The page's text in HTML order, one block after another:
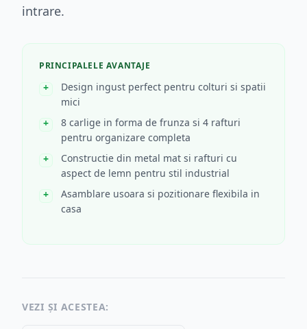
intrare.
PRINCIPALELE AVANTAJE
Design ingust perfect pentru colturi si spatii
mici
8 carlige in forma de frunza si 4 rafturi
pentru organizare completa
Constructie din metal mat si rafturi cu
aspect de lemn pentru stil industrial
Asamblare usoara si pozitionare flexibila in
casa
VEZI ȘI ACESTEA: